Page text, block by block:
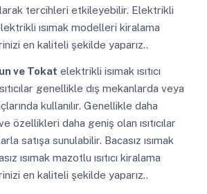
tercihleri etkileyebilir. Elektrikli
ısımak modelleri kiralama
en kaliteli şekilde yaparız..
ve Tokat elektrikli isımak ısıtıcı
genellikle dış mekanlarda veya
kullanılır. Genellikle daha
özellikleri daha geniş olan ısıtıcılar
satışa sunulabilir. Bacasız ısımak
ısımak mazotlu ısıtıcı kiralama
en kaliteli şekilde yaparız..